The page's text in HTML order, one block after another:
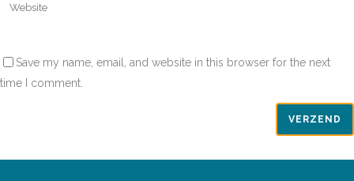
Save my name, email, and website in this browser for the next
time I comment.